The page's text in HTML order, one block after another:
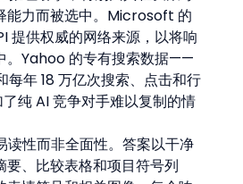
能力而被选中。Microsoft 的
提供权威的网络来源，以将响
。Yahoo 的专有搜索数据——
每年 18 万亿次搜索、点击和行
纯 AI 竞争对手难以复制的情
性而非全面性。答案以干净
要、比较表格和项目符号列